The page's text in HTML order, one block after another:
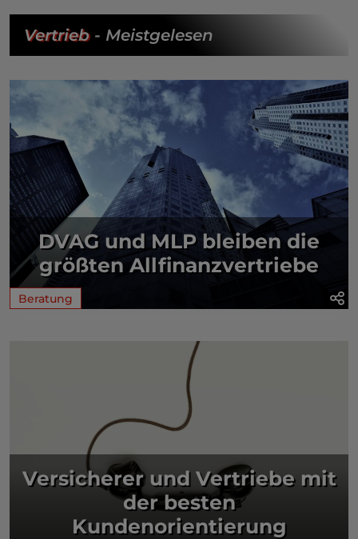
Vertrieb- Meistgelesen
DVAG und MLP bleiben die
größten Allfinanzvertriebe
Beratung
Versicherer und Vertriebe mit
der besten
Kundenorientierung